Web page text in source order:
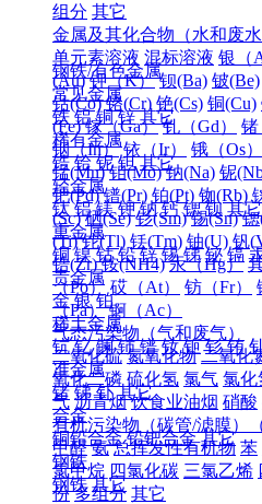
组分 其它
金属及其化合物（水和废水
单元素溶液 混标溶液 银（
(Au) 钾（K） 钡(Ba) 铍(Be)
钴(Co) 铬(Cr) 铯(Cs) 铜(Cu)
(Fe) 镓（Ga） 钆（Gd） 锗
铟（In） 铱（Ir） 锇（Os）
锰(Mn) 钼(Mo) 钠(Na) 铌
钯(Pd) 镨(Pr) 铂(Pt) 铷(Rb)
(Sc) 硒(Se) 钐(Sm) 锡(Sn) 锶
(Ti) 铊(Tl) 铥(Tm) 铀(U) 钒
锆(Zr) 铵(NH4) 汞（Hg）
（Po） 砹（At） 钫（Fr）
（Pa） 锕（Ac）
气态污染物（气和废气）
二氧化硫 氮氧化物 二氧化
氧化二磷 硫化氢 氯气 氯化
气 沥青烟 饮食业油烟 硝酸
有机污染物（碳管/滤膜）
甲醛 氨 总挥发性有机物 苯
氯甲烷 四氯化碳 三氯乙烯
份 多组分 其它
钢铁/有色金属
常见金属
铁 铝 铜 锌 其它
稀有金属
锆 铪 铌 钽 其它
轻金属
钛 铝 镁 钾 钠 钙 锶 钡 其它
重金属
铜 镍 钴 铅 锌 锡 锑 铋 镉
贵金属
金 银 铂
稀土金属
钪 钇 镧 铈 镨 钕 钷 钐 铕
准金属
锗 锑 钋 其它
合金
铜铅合金 铅钯合金 其它
钢铁
钢铁 其它